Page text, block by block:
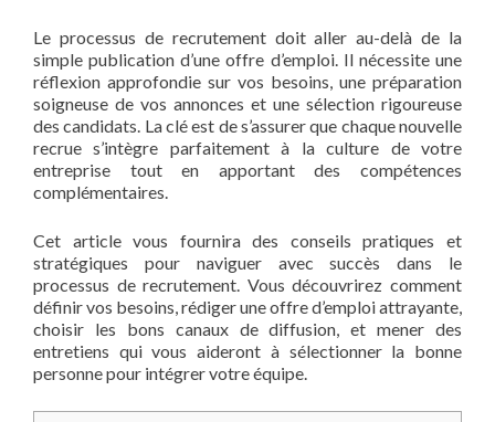
Le processus de recrutement doit aller au-delà de la
simple publication d’une offre d’emploi. Il nécessite une
réflexion approfondie sur vos besoins, une préparation
soigneuse de vos annonces et une sélection rigoureuse
des candidats. La clé est de s’assurer que chaque nouvelle
recrue s’intègre parfaitement à la culture de votre
entreprise tout en apportant des compétences
complémentaires.
Cet article vous fournira des conseils pratiques et
stratégiques pour naviguer avec succès dans le
processus de recrutement. Vous découvrirez comment
définir vos besoins, rédiger une offre d’emploi attrayante,
choisir les bons canaux de diffusion, et mener des
entretiens qui vous aideront à sélectionner la bonne
personne pour intégrer votre équipe.